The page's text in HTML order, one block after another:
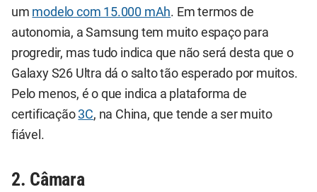
um modelo com 15.000 mAh. Em termos de
autonomia, a Samsung tem muito espaço para
progredir, mas tudo indica que não será desta que o
Galaxy S26 Ultra dá o salto tão esperado por muitos.
Pelo menos, é o que indica a plataforma de
certificação 3C, na China, que tende a ser muito
fiável.
2. Câmara